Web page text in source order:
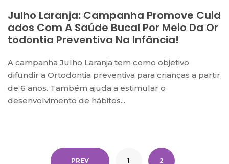
Julho Laranja: Campanha Promove Cuid
Ados Com A Saúde Bucal Por Meio Da Or
Todontia Preventiva Na Infância!
A campanha Julho Laranja tem como objetivo
difundir a Ortodontia preventiva para crianças a partir
de 6 anos. Também ajuda a estimular o
desenvolvimento de hábitos...
PREV 1 2